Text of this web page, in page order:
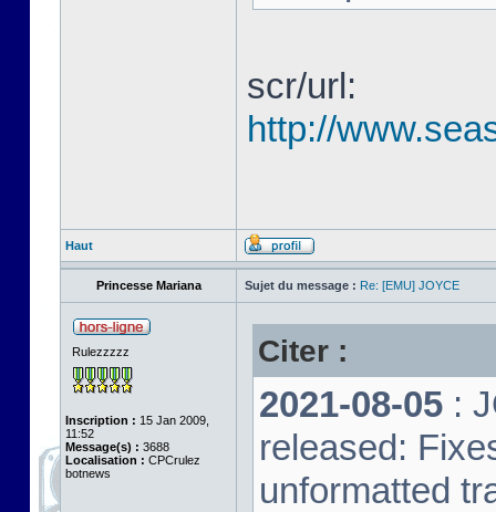
scr/url:
http://
Haut
Princesse Mariana Sujet du message : Re: [EMU] JOYCE
Rulezzzzz
Inscription : 15 Jan 2009,
11:52
Message(s) : 3688
Localisation : CPCrulez
botnews
Citer :
2021-08-05 :
released:
unformatted